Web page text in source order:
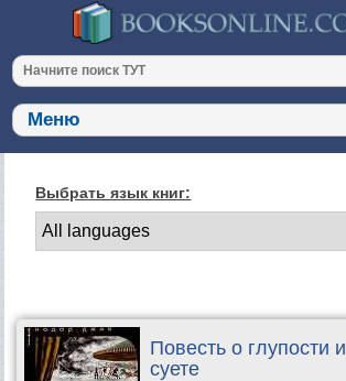
Выбрать язык книг:
Повесть о глупости и
суете